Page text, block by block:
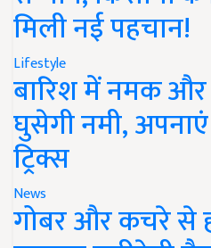
मिली नई पहचान!
Lifestyle
बारिश में नमक और
घुसेगी नमी,
ट्रिक्स
News
गोबर और कचरे से